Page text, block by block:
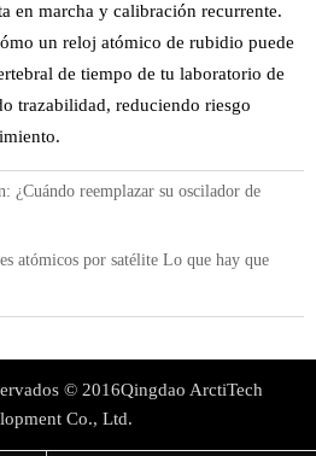
en marcha y calibración recurrente.
un reloj atómico de rubidio puede
de tiempo de tu laboratorio de
trazabilidad, reduciendo riesgo
¿Cuándo reemplazar su oscilador de
atómicos por satélite Lo que hay que
© 2016Qingdao ArctiTech
Co., Ltd.